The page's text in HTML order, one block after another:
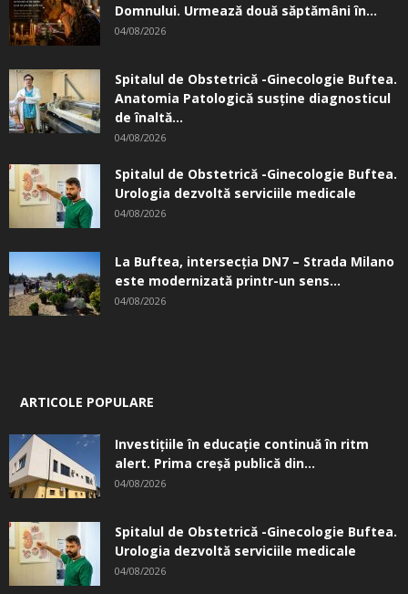
Domnului. Urmează două săptămâni în...
04/08/2026
Spitalul de Obstetrică -Ginecologie Buftea.
Anatomia Patologică susţine diagnosticul
de înaltă...
04/08/2026
Spitalul de Obstetrică -Ginecologie Buftea.
Urologia dezvoltă serviciile medicale
04/08/2026
La Buftea, intersecţia DN7 – Strada Milano
este modernizată printr-un sens...
04/08/2026
ARTICOLE POPULARE
Investițiile în educație continuă în ritm
alert. Prima creşă publică din...
04/08/2026
Spitalul de Obstetrică -Ginecologie Buftea.
Urologia dezvoltă serviciile medicale
04/08/2026